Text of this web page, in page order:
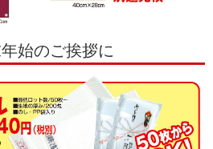
始のご挨拶に